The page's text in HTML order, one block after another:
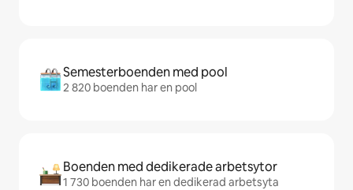
Semesterboenden med pool
2 820 boenden har en pool
Boenden med dedikerade arbetsytor
1 730 boenden har en dedikerad arbetsyta